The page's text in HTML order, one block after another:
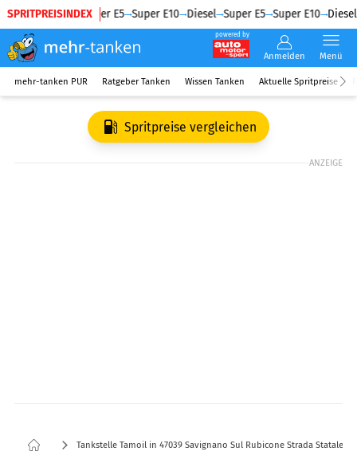
SPRITPREISINDEX
Diesel Super E5 Super E10 Diesel Super E5 Super E10 Diesel
powered by
Anmelden Menü
mehr-tanken PUR Ratgeber Tanken Wissen Tanken Aktuelle Spritpreise
Spritpreise vergleichen
ANZEIGE
Tankstelle Tamoil in 47039 Savignano Sul Rubicone Strada Statale 9